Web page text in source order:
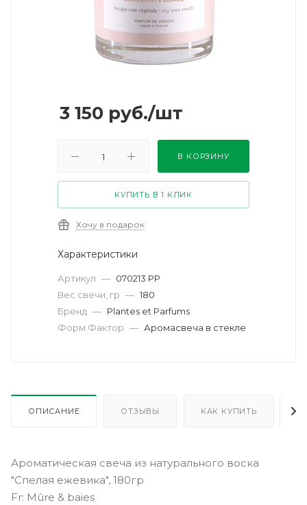
3 150 руб./шт
В КОРЗИНУ
КУПИТЬ В 1 КЛИК
Хочу в подарок
Характеристики
Артикул — 070213 PP
Вес свечи, гр — 180
Бренд — Plantes et Parfums
Форм Фактор — Аромасвеча в стекле
ОПИСАНИЕ ОТЗЫВЫ КАК КУПИТЬ
Ароматическая свеча из натурального воска
"Спелая ежевика", 180гр
Fr: Mûre & baies